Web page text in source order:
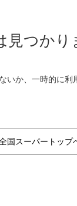
つかり
いか、一時的に利
国スーパートップ